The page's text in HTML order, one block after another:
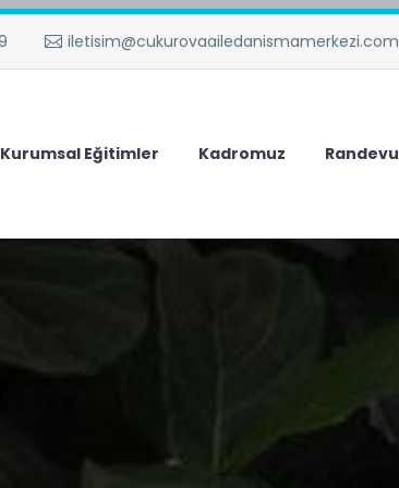
iletisim@cukurovaailedanismamerkezi.com
Kurumsal Eğitimler Kadromuz Randevu